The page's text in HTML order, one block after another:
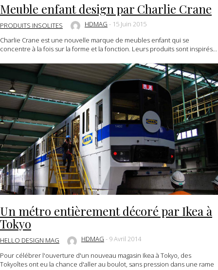
Meuble enfant design par Charlie Crane
PRODUITS INSOLITES HDMAG - 15 Juin 2015
Charlie Crane est une nouvelle marque de meubles enfant qui se
concentre à la fois sur la forme et la fonction. Leurs produits sont inspirés...
Un métro entièrement décoré par Ikea à
Tokyo
HELLO DESIGN MAG HDMAG - 9 Avril 2014
Pour célébrer l'ouverture d'un nouveau magasin Ikea à Tokyo, des
Tokyoîtes ont eu la chance d'aller au boulot, sans pression dans une rame